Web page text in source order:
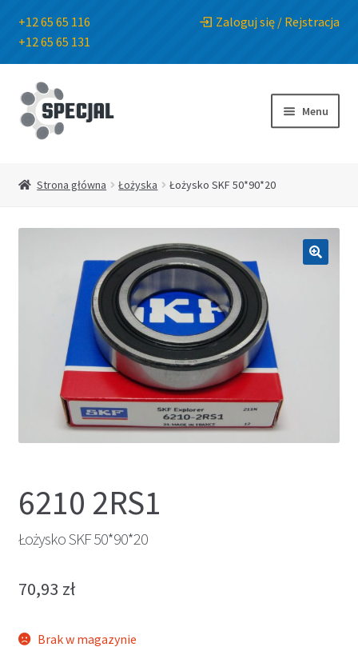
+12 65 65 116
+12 65 65 131
Zaloguj się / Rejstracja
Przejdź
do
nawigacji
Przejdź
do
treści
Menu
Strona główna Łożyska Łożysko SKF 50*90*20
6210 2RS1
Łożysko SKF 50*90*20
70,93 zł
Brak w magazynie